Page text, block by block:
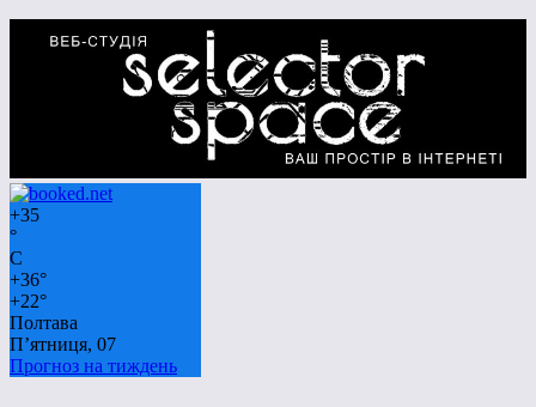
+35
°
C
+36°
+22°
Полтава
П’ятниця, 07
Прогноз на тиждень